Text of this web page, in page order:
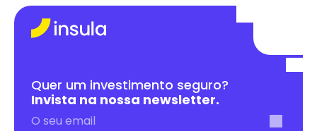
Quer um investimento seguro?
Invista na nossa newsletter.